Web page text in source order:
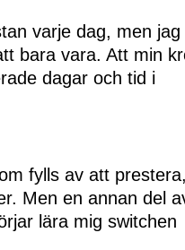
varje dag, men
bara vara. Att min
dagar och tid i
fylls av att prestera,
Men en annan del
lära mig switchen